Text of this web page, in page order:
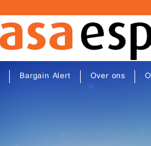
Bargain Alert Over ons